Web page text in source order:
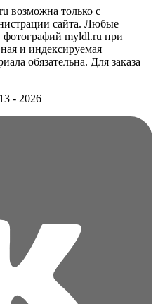
возможна только с
сайта. Любые
фотографий myldl.ru при
и индексируемая
обязательна. Для заказа
- 2026